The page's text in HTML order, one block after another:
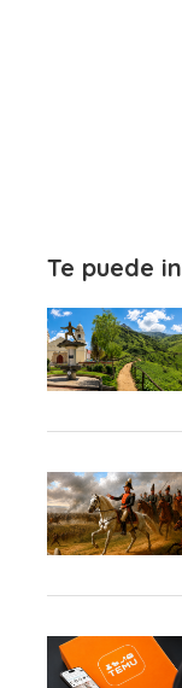
Te puede